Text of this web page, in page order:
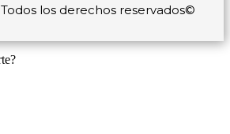
los derechos reservados©